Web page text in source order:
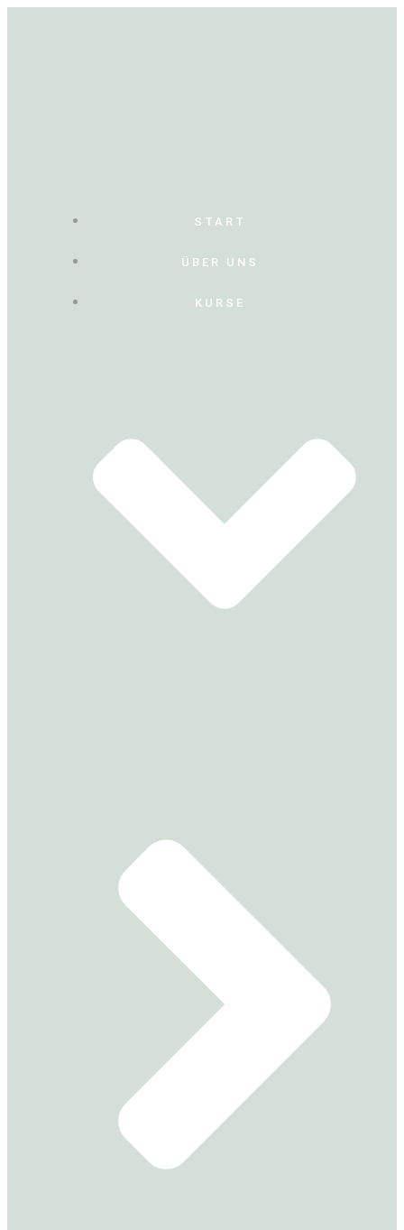
START
ÜBER UNS
KURSE